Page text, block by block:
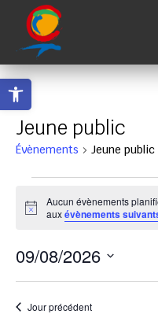
content
Ouvrir la barre d’outils
Jeune public
Évènements Jeune public
for
dimanche
9
août
2026
Notice
Aucun évènements
auxévènements
09/08/2026
Sélectionnez
uneJour précédent